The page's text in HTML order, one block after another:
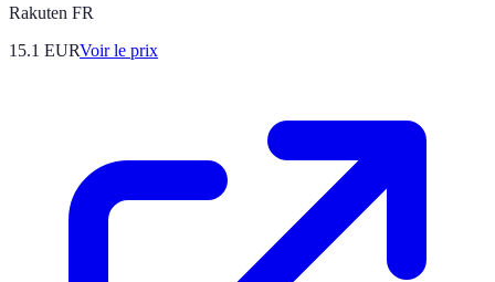
Rakuten FR
15.1 EURVoir le prix